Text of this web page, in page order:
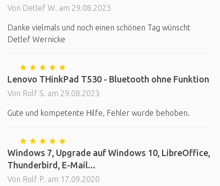
Von Detlef W. am 29.08.2023
Danke vielmals und noch einen schönen Tag wünscht
Detlef Wernicke
Lenovo THinkPad T530 - Bluetooth ohne Funktion
Von Rolf S. am 29.08.2023
Gute und kompetente Hilfe, Fehler wurde behoben.
Windows 7, Upgrade auf Windows 10, LibreOffice,
Thunderbird, E-Mail...
Von Rolf P. am 17.09.2020